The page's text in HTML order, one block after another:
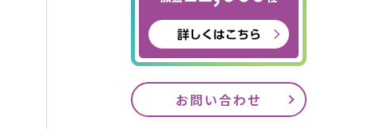
お問い合わせ